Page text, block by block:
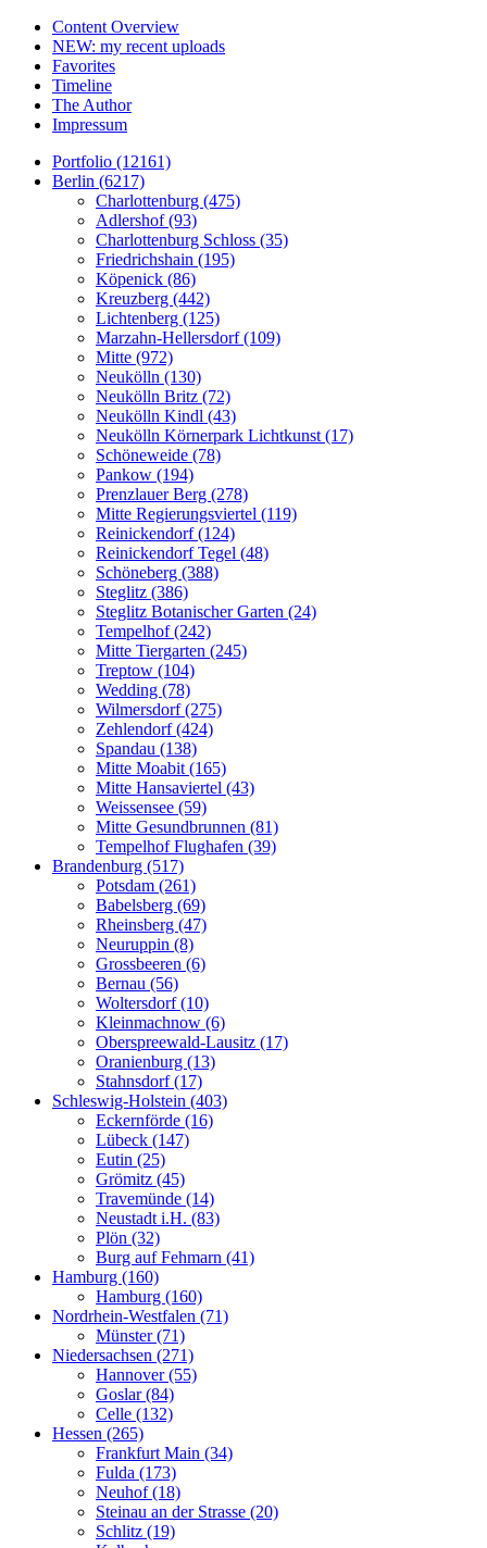
Content Overview
NEW: my recent uploads
Favorites
Timeline
The Author
Impressum
Portfolio (12161)
Berlin (6217)
Charlottenburg (475)
Adlershof (93)
Charlottenburg Schloss (35)
Friedrichshain (195)
Köpenick (86)
Kreuzberg (442)
Lichtenberg (125)
Marzahn-Hellersdorf (109)
Mitte (972)
Neukölln (130)
Neukölln Britz (72)
Neukölln Kindl (43)
Neukölln Körnerpark Lichtkunst (17)
Schöneweide (78)
Pankow (194)
Prenzlauer Berg (278)
Mitte Regierungsviertel (119)
Reinickendorf (124)
Reinickendorf Tegel (48)
Schöneberg (388)
Steglitz (386)
Steglitz Botanischer Garten (24)
Tempelhof (242)
Mitte Tiergarten (245)
Treptow (104)
Wedding (78)
Wilmersdorf (275)
Zehlendorf (424)
Spandau (138)
Mitte Moabit (165)
Mitte Hansaviertel (43)
Weissensee (59)
Mitte Gesundbrunnen (81)
Tempelhof Flughafen (39)
Brandenburg (517)
Potsdam (261)
Babelsberg (69)
Rheinsberg (47)
Neuruppin (8)
Grossbeeren (6)
Bernau (56)
Woltersdorf (10)
Kleinmachnow (6)
Oberspreewald-Lausitz (17)
Oranienburg (13)
Stahnsdorf (17)
Schleswig-Holstein (403)
Eckernförde (16)
Lübeck (147)
Eutin (25)
Grömitz (45)
Travemünde (14)
Neustadt i.H. (83)
Plön (32)
Burg auf Fehmarn (41)
Hamburg (160)
Hamburg (160)
Nordrhein-Westfalen (71)
Münster (71)
Niedersachsen (271)
Hannover (55)
Goslar (84)
Celle (132)
Hessen (265)
Frankfurt Main (34)
Fulda (173)
Neuhof (18)
Steinau an der Strasse (20)
Schlitz (19)